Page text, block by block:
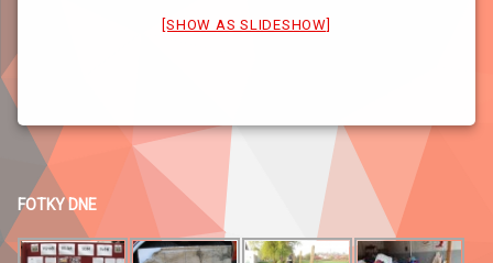
[SHOW AS SLIDESHOW]
FOTKY DNE